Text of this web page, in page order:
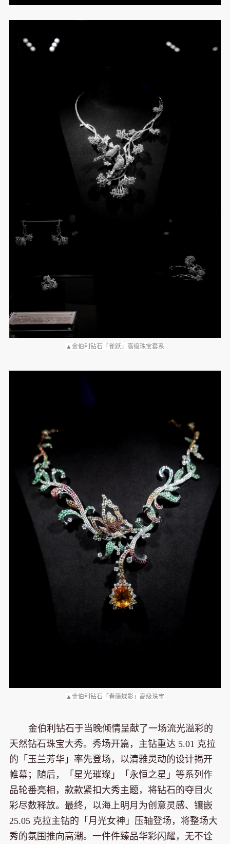
▲金伯利钻石「雀跃」高级珠宝套系
▲金伯利钻石「春藤蝶影」高级珠宝
金伯利钻石于当晚倾情呈献了一场流光溢彩的
天然钻石珠宝大秀。秀场开篇，主钻重达 5.01 克拉
的「玉兰芳华」率先登场，以清雅灵动的设计揭开
帷幕；随后，「星光璀璨」「永恒之星」等系列作
品轮番亮相，款款紧扣大秀主题，将钻石的夺目火
彩尽数释放。最终，以海上明月为创意灵感、镶嵌
25.05 克拉主钻的「月光女神」压轴登场，将整场大
秀的氛围推向高潮。一件件臻品华彩闪耀，无不诠